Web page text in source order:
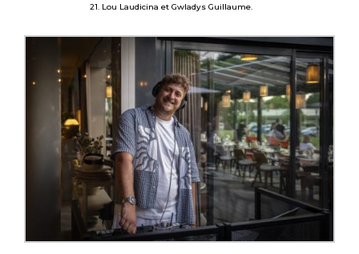
21. Lou Laudicina et Gwladys Guillaume.